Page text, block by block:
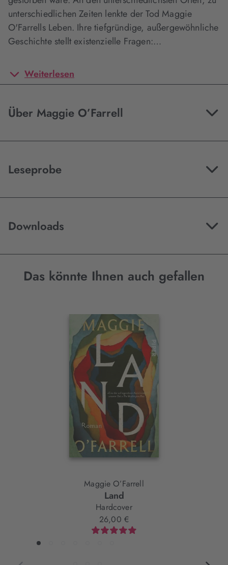
unterschiedlichen Zeiten lenkte der Tod Maggie
O'Farrells Leben. Ihre tiefgründige, außergewöhnliche
Geschichte stellt existenzielle Fragen:…
Weiterlesen
Über Maggie O’Farrell
Leseprobe
Downloads
Das könnte Ihnen auch gefallen
Interaktives
Maggie O’Farrell
Land
Hardcover
26,00 €